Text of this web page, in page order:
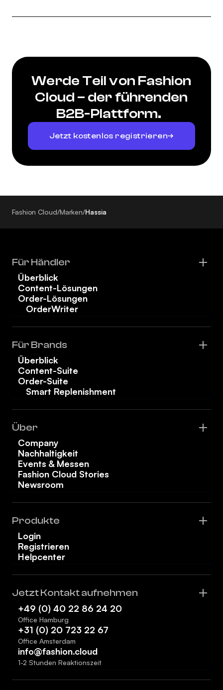
Werde Teil von Fashion
Cloud – der führenden
B2B-Plattform.
Jetzt kostenlos registrieren
Fashion Cloud/Marken/Hassia
Für Händler
Überblick
Content-Lösungen
Order-Lösungen
OrderWriter
Für Brands
Überblick
Content-Suite
Order-Suite
Smart Replenishment
Über
Company
Nachhaltigkeit
Events & Messen
Fashion Cloud Stories
Newsroom
Produkte
Login
Registrieren
Helpcenter
Jetzt Kontakt aufnehmen
+49 (0) 40 22 86 24 20
Office Hamburg
+31 (0) 20 723 22 67
Office Amsterdam
info@fashion.cloud
1-2 Stunden Reaktionszeit